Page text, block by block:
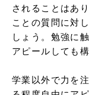
されることはあ
ことの質問に対
しょう。勉強に
アピールしても
学業以外で力を